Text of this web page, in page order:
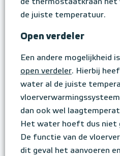
de thermostaatkraan
de juiste temperatuur.
Open verdeler
Een andere mogelijkheid
open verdeler. Hierbij
water al de juiste
dan ook wel
Het water hoeft dus niet
De functie van de
dit geval het aanvoeren